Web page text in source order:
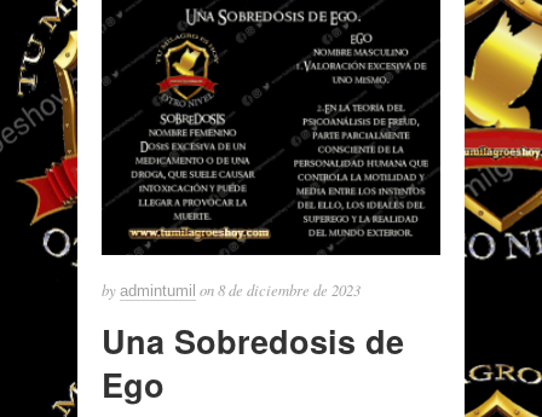
by admintumil on8 de diciembre de 2023
Una Sobredosis de
Ego